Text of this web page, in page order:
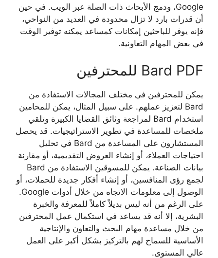
Google، ودمج الأبحاث ذات الصلة عبر الويب. في حين
أن قدرات بارد لا تزال محدودة في العديد من النواحي،
فإنه يوفر للباحثين إمكانات كمساعد يمكنه توفير الوقت
في بعض المهام التعاونية.
Bard PDF للمحترفين
يمكن للمحترفين في مختلف المجالات الاستفادة من
Bard لتعزيز عملهم. على سبيل المثال، يمكن للمحامين
استخدام Bard لمراجعة وثائق القضايا الكبيرة وتلقي
ملخصات للمساعدة في تطوير الاستراتيجيات. قد يحصل
المستشارون على المساعدة من Bard في تحليل
احتياجات العملاء، أو إنشاء العروض التقديمية، أو مقارنة
بيانات الصناعة. يمكن للمسوقين الاستفادة من Bard
لجمع رؤى المنافسين، أو إنشاء أفكار جديدة للحملات، أو
الوصول إلى معلومات الاتجاه من خلال أدوات Google.
على الرغم من أنه ليس بديلاً كاملاً للمعرفة والخبرة
البشرية، إلا أنه قد يساعد في استكمال عمل المحترفين
من خلال مساعدة مهام البحث والتعاون والإنتاجية
الأساسية للسماح لهم بالتركيز بشكل أكبر على العمل
عالي المستوى.